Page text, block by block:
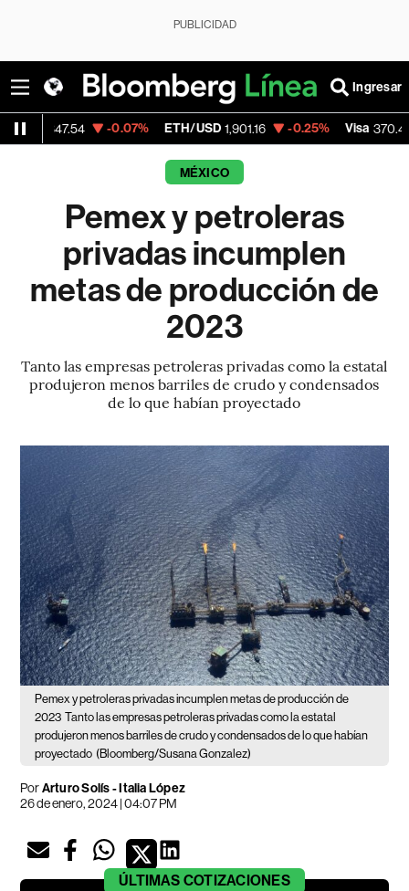
PUBLICIDAD
Ingresar
-0.07% ETH/USD 1,901.16 -0.25% Visa 370.47 +0.52%
MÉXICO
Pemex y petroleras
privadas incumplen
metas de producción de
2023
Tanto las empresas petroleras privadas como la estatal
produjeron menos barriles de crudo y condensados
de lo que habían proyectado
Pemex y petroleras privadas incumplen metas de producción de
2023 Tanto las empresas petroleras privadas como la estatal
produjeron menos barriles de crudo y condensados de lo que habían
proyectado (Bloomberg/Susana Gonzalez)
PorArturo Solís-Italia López
26 de enero, 2024 | 04:07 PM
ÚLTIMAS COTIZACIONES